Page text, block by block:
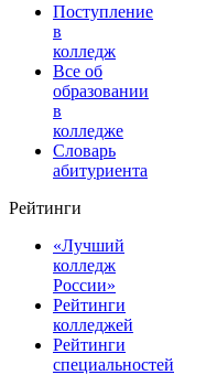
Поступление
в
колледж
Все об
образовании
в
колледже
Словарь
абитуриента
Рейтинги
«Лучший
колледж
России»
Рейтинги
колледжей
Рейтинги
специальностей